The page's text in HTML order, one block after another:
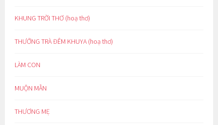
KHUNG TRỜI THƠ (hoạ thơ)
THƯỞNG TRÀ ĐÊM KHUYA (hoạ thơ)
LÀM CON
MUỘN MẰN
THƯƠNG MẸ